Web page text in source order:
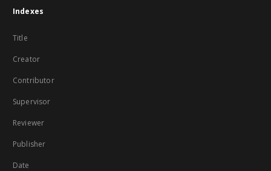
Indexes
Title
Creator
Contributor
Supervisor
Reviewer
Publisher
Date